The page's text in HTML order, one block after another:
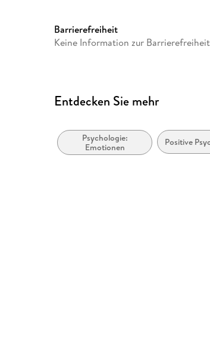
Barrierefreiheit
Keine Information zur
Entdecken Sie mehr
Psychologie:
Emotionen
Positive